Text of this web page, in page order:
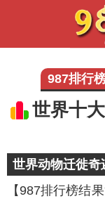
987排行
世界十
世界动物迁徙奇
【987排行榜结果